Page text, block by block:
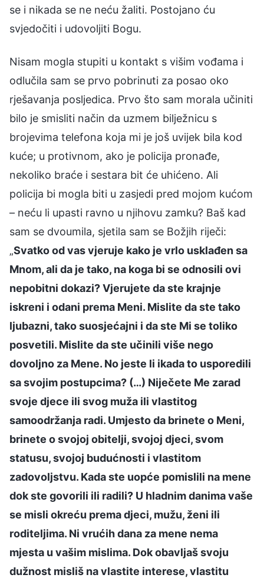
se i nikada se ne neću žaliti. Postojano ću
svjedočiti i udovoljiti Bogu.
Nisam mogla stupiti u kontakt s višim vođama i
odlučila sam se prvo pobrinuti za posao oko
rješavanja posljedica. Prvo što sam morala učiniti
bilo je smisliti način da uzmem bilježnicu s
brojevima telefona koja mi je još uvijek bila kod
kuće; u protivnom, ako je policija pronađe,
nekoliko braće i sestara bit će uhićeno. Ali
policija bi mogla biti u zasjedi pred mojom kućom
– neću li upasti ravno u njihovu zamku? Baš kad
sam se dvoumila, sjetila sam se Božjih riječi:
„Svatko od vas vjeruje kako je vrlo usklađen sa
Mnom, ali da je tako, na koga bi se odnosili ovi
nepobitni dokazi? Vjerujete da ste krajnje
iskreni i odani prema Meni. Mislite da ste tako
ljubazni, tako suosjećajni i da ste Mi se toliko
posvetili. Mislite da ste učinili više nego
dovoljno za Mene. No jeste li ikada to usporedili
sa svojim postupcima? (…) Niječete Me zarad
svoje djece ili svog muža ili vlastitog
samoodržanja radi. Umjesto da brinete o Meni,
brinete o svojoj obitelji, svojoj djeci, svom
statusu, svojoj budućnosti i vlastitom
zadovoljstvu. Kada ste uopće pomislili na mene
dok ste govorili ili radili? U hladnim danima vaše
se misli okreću prema djeci, mužu, ženi ili
roditeljima. Ni vrućih dana za mene nema
mjesta u vašim mislima. Dok obavljaš svoju
dužnost misliš na vlastite interese, vlastitu